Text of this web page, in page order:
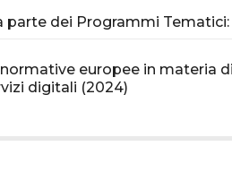
parte dei Programmi Tematici:
europee in materia di
digitali (2024)